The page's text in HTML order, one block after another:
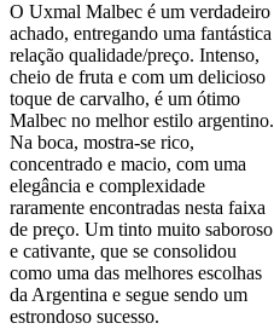
O Uxmal Malbec é um verdadeiro
achado, entregando uma fantástica
relação qualidade/preço. Intenso,
cheio de fruta e com um delicioso
toque de carvalho, é um ótimo
Malbec no melhor estilo argentino.
Na boca, mostra-se rico,
concentrado e macio, com uma
elegância e complexidade
raramente encontradas nesta faixa
de preço. Um tinto muito saboroso
e cativante, que se consolidou
como uma das melhores escolhas
da Argentina e segue sendo um
estrondoso sucesso.